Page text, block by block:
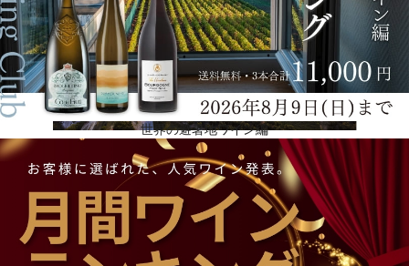
サルティラーノ家が4代にわたって管理
サンシルヴェストロはサルティラーノ家が4代にわたって管理する歴史的なワイナリーで、その名前
は、ナルツォーレ村にある家族ゆかりの場所の名前から来ています。2006年からはバローロ村との
境にあるノヴェッロに本社を置いています。7haの葡萄畑を所有し、敷地面積5,000平方メートル、
うち4,000平方メートルが地下にあります。サンシルヴェストロの物語は、1871年にジョヴァン
ニ・サルティラーノがランゲ地方でワインの生産と販売を開始したことから始まります。その伝統
は、今日まで受け継がれています。サンシルヴェストロは、ピエモンテと深く結びついており、実
世界の避暑地ワイン編